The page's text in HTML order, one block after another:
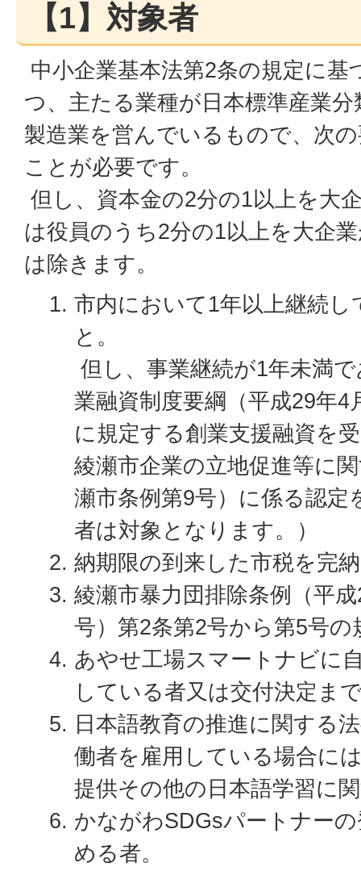
【1】対象者
中小企業基本法第2条の規定に基
つ、主たる業種が日本標準産業
製造業を営んでいるもので、次
ことが必要です。
但し、資本金の2分の1以上を大
は役員のうち2分の1以上を大企
は除きます。
市内において1年以上継続
と。
但し、事業継続が1年未満
業融資制度要綱（平成29年4
に規定する創業支援融資を
綾瀬市企業の立地促進等に
瀬市条例第9号）に係る認定
者は対象となります。）
納期限の到来した市税を完
綾瀬市暴力団排除条例（平
号）第2条第2号から第5号
あやせ工場スマートナビに
している者又は交付決定ま
日本語教育の推進に関する
働者を雇用している場合に
提供その他の日本語学習に
かながわSDGsパートナー
める者。